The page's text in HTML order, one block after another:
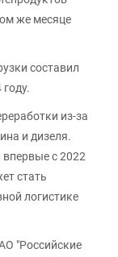
же месяце
составил
из-за
и дизеля.
с 2022
стать
логистике
"Российские